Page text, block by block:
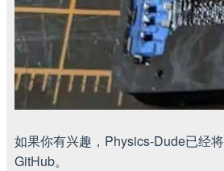
如果你有兴趣，Physics-Dude已经
GitHub。